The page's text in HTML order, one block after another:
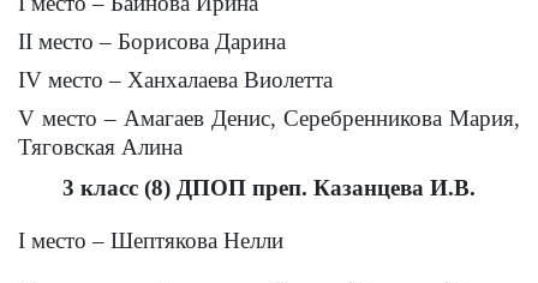
II место – Борисова Дарина
IV место – Ханхалаева Виолетта
V место – Амагаев Денис, Серебренникова Мария,
Тяговская Алина
3 класс (8) ДПОП преп. Казанцева И.В.
I место – Шептякова Нелли